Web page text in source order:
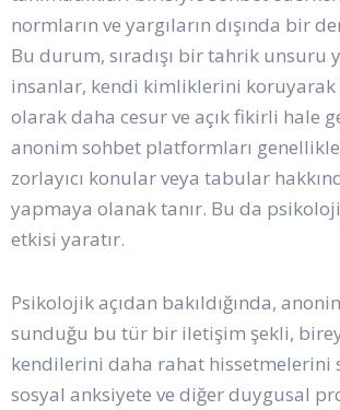
normların ve yargıların dışında bir
Bu durum, sıradışı bir tahrik unsuru
insanlar, kendi kimliklerini koruyarak
olarak daha cesur ve açık fikirli hale
anonim sohbet platformları genellikle,
zorlayıcı konular veya tabular
yapmaya olanak tanır. Bu da
etkisi yaratır.
Psikolojik açıdan bakıldığında,
sunduğu bu tür bir iletişim şekli,
kendilerini daha rahat hissetmelerini
sosyal anksiyete ve diğer duygusal